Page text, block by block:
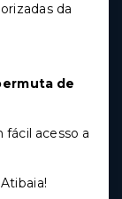
da
de
fácil acesso a